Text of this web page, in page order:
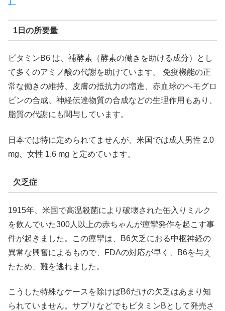
1日の所要量
ビタミンB6 は、補酵素（酵素の働きを助ける成分）とし
て多くのアミノ酸の代謝を助けています。 免疫機能の正
常な働きの維持、皮膚の抵抗力の増進、赤血球のヘモグロ
ビンの合成、神経伝達物質の合成などの生理作用もあり、
脂質の代謝にも関与しています。
日本では特に定められてませんが、米国では成人男性 2.0
mg、女性 1.6 mg と定めています。
欠乏症
1915年、米国で高温殺菌により破壊された缶入りミルク
を飲んでいた300人以上の赤ちゃんが痙攣発作を起こす事
件が起きました。この痙攣は、B6欠乏におる中枢神経の
異常な興奮によるもので、FDAの対応が早く、B6を与え
たため、難を逃れました。
こうした特殊なケースを除けばB6だけの欠乏はあまり知
られていません。サプリなどでもビタミンBとして発売さ